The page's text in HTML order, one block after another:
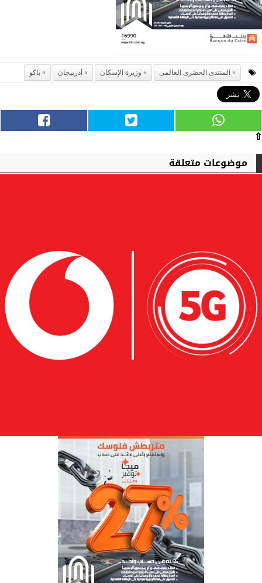
المنتدى الحضرى العالمى وزيرة الإسكان أذربيجان باكو
⇧
موضوعات متعلقة